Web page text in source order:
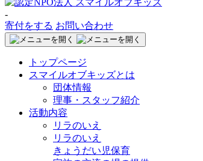
-
寄付をする お問い合わせ
トップページ
スマイルオブキッズとは
団体情報
理事・スタッフ紹介
活動内容
リラのいえ
リラのいえ
きょうだい児保育